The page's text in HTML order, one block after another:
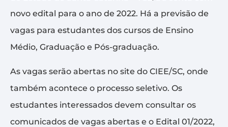
novo edital para o ano de 2022. Há a previsão de
vagas para estudantes dos cursos de Ensino
Médio, Graduação e Pós-graduação.
As vagas serão abertas no site do CIEE/SC, onde
também acontece o processo seletivo. Os
estudantes interessados devem consultar os
comunicados de vagas abertas e o Edital 01/2022,